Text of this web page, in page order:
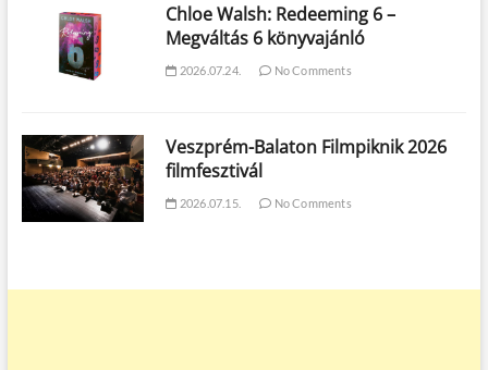
Chloe Walsh: Redeeming 6 –
Megváltás 6 könyvajánló
2026.07.24. No Comments
Veszprém-Balaton Filmpiknik 2026
filmfesztivál
2026.07.15. No Comments